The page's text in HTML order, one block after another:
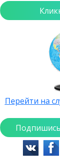
Перейти на